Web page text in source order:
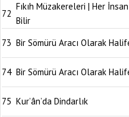
72
Fıkıh Müzakereleri | Her İnsan
Bilir
73 Bir Sömürü Aracı Olarak
74 Bir Sömürü Aracı Olarak
75 Kur’ân’da Dindarlık